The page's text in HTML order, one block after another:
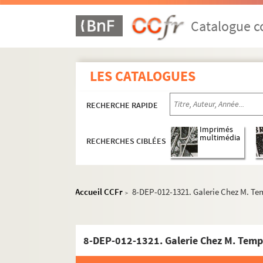
Catalogue
LES CATALOGUES
RECHERCHE RAPIDE
RECHERCHES CIBLÉES
Imprimés
multimédia
Accueil CCFr > 8-DEP-012-1321. Galerie Chez M.
8-DEP-012-1321. Galerie Chez M.
Rue Cadet
Boulevard des Capucines
Rue de Caumartin
Rue de Châteaudun
Rue de la Chaussée d'Antin
Boulevard de Clichy
Rue de Clichy
Rue Condorcet
Rue Édouard VII
Rue Gérando
Rue Godot de Mauroy